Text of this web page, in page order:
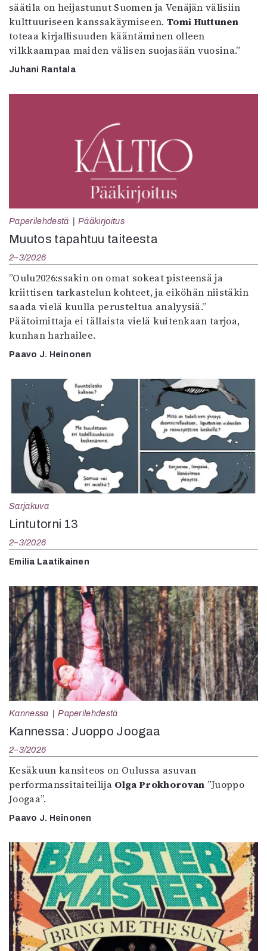
säätila on heijastunut Suomen ja Venäjän välisiin
kulttuuriseen kanssakäymiseen. Tomi Huttunen
toteaa kirjallisuuden kääntäminen olleen
vilkkaampaa maiden välisen suojasään vuosina.”
Juhani Rantala
Paperilehdestä Pääkirjoitus
Muutos tapahtuu taiteesta
2–3/2026
”Oulu2026:ssakin on omat sokeat pisteensä ja
kriittisen tarkastelun kohteet, ja eiköhän niistäkin
saada vielä kuulla perusteltua analyysiä.”
Päätoimittaja ei tällaista vielä kuitenkaan tarjoa,
kunhan harhailee.
Paavo J. Heinonen
Sarjakuva
Lintutorni 13
2–3/2026
Emilia Laatikainen
Kannessa Paperilehdestä
Kannessa: Juoppo Joogaa
2–3/2026
Kesäkuun kansiteos on Oulussa asuvan
performanssitaiteilija Olga Prokhorovan ”Juoppo
Joogaa”.
Paavo J. Heinonen